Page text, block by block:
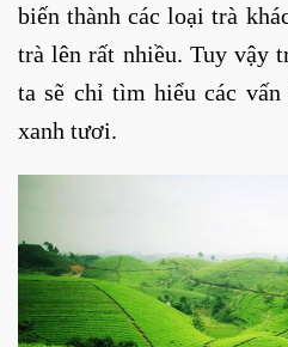
biến thành các loại trà
trà lên rất nhiều. Tuy vậy
ta sẽ chỉ tìm hiểu các
xanh tươi.